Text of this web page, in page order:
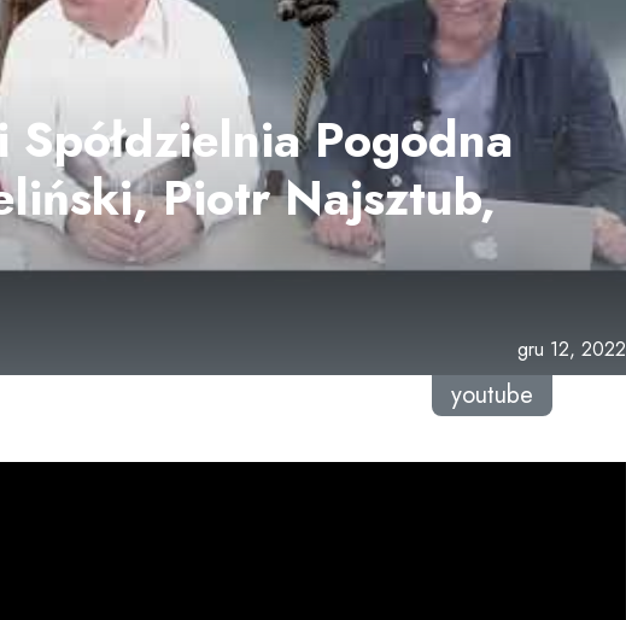
Pogodna
Piotr Najsztub,
gru 12, 2022
youtube